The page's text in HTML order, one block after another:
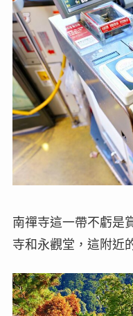
南禪寺這一帶不虧是
寺和永觀堂，這附近